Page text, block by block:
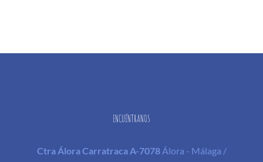
ENCUÉNTRANOS
Ctra Álora Carratraca A-7078 Álora - Málaga /